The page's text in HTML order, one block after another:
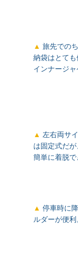
旅先での
納袋はとても
インナージ
左右両サ
は固定式だ
簡単に着脱で
停車時に
ルダーが便